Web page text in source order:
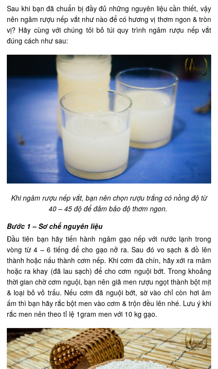
Sau khi bạn đã chuẩn bị đầy đủ những nguyên liệu cần thiết, vậy
nên ngâm rượu nếp vắt như nào để có hương vị thơm ngon & tròn
vị? Hãy cùng với chúng tôi bỏ túi quy trình ngâm rượu nếp vắt
đúng cách như sau:
Khi ngâm rượu nếp vắt, bạn nên chọn rượu trắng có nồng độ từ
40 – 45 độ để đảm bảo độ thơm ngon.
Bước 1 – Sơ chế nguyên liệu
Đầu tiên bạn hãy tiến hành ngâm gạo nếp với nước lạnh trong
vòng từ 4 – 6 tiếng để cho gạo nở ra. Sau đó vo sạch & đồ lên
thành hoặc nấu thành cơm nếp. Khi cơm đã chín, hãy xới ra mâm
hoặc ra khay (đã lau sạch) để cho cơm nguội bớt. Trong khoảng
thời gian chờ cơm nguội, bạn nên giã men rượu ngọt thành bột mịt
& loại bỏ vỏ trấu. Nếu cơm đã nguội bớt, sờ vào chỉ còn hơi âm
ấm thì bạn hãy rắc bột men vào cơm & trộn đều lên nhé. Lưu ý khi
rắc men nên theo tỉ lệ 1gram men với 10 kg gạo.